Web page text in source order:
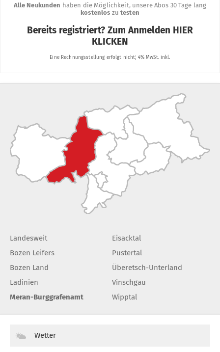
Landesweit
Bozen Leifers
Bozen Land
Ladinien
Meran-Burggrafenamt
Eisacktal
Pustertal
Überetsch-Unterland
Vinschgau
Wipptal
Wetter